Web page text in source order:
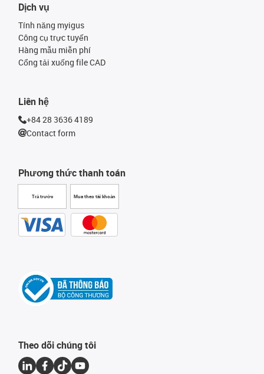
Phương thức thanh toán
Trả trước Mua theo tài khoản
Dịch vụ
Tính năng myigus
Công cụ trực tuyến
Hàng mẫu miễn phí
Cổng tải xuống file CAD
Liên hệ
+84 28 3636 4189
Contact form
Theo dõi chúng tôi